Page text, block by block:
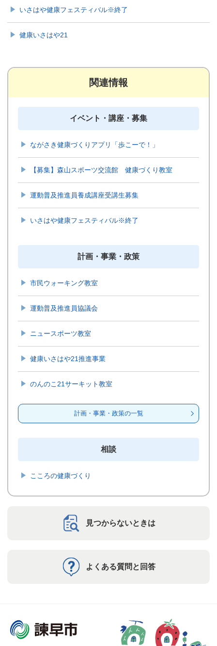
いさはや健康フェスティバル※終了
健康いさはや21
関連情報
イベント・講座・募集
ながさき健康づくりアプリ「歩こーで！」
【募集】森山スポーツ交流館 健康づくり教室
運動普及推進員養成講座受講生募集
いさはや健康フェスティバル※終了
計画・事業・政策
市民ウォーキング教室
運動普及推進員協議会
ニュースポーツ教室
健康いさはや21推進事業
のんのこ21サーキット教室
計画・事業・政策の一覧
相談
こころの健康づくり
見つからないときは
よくある質問と回答